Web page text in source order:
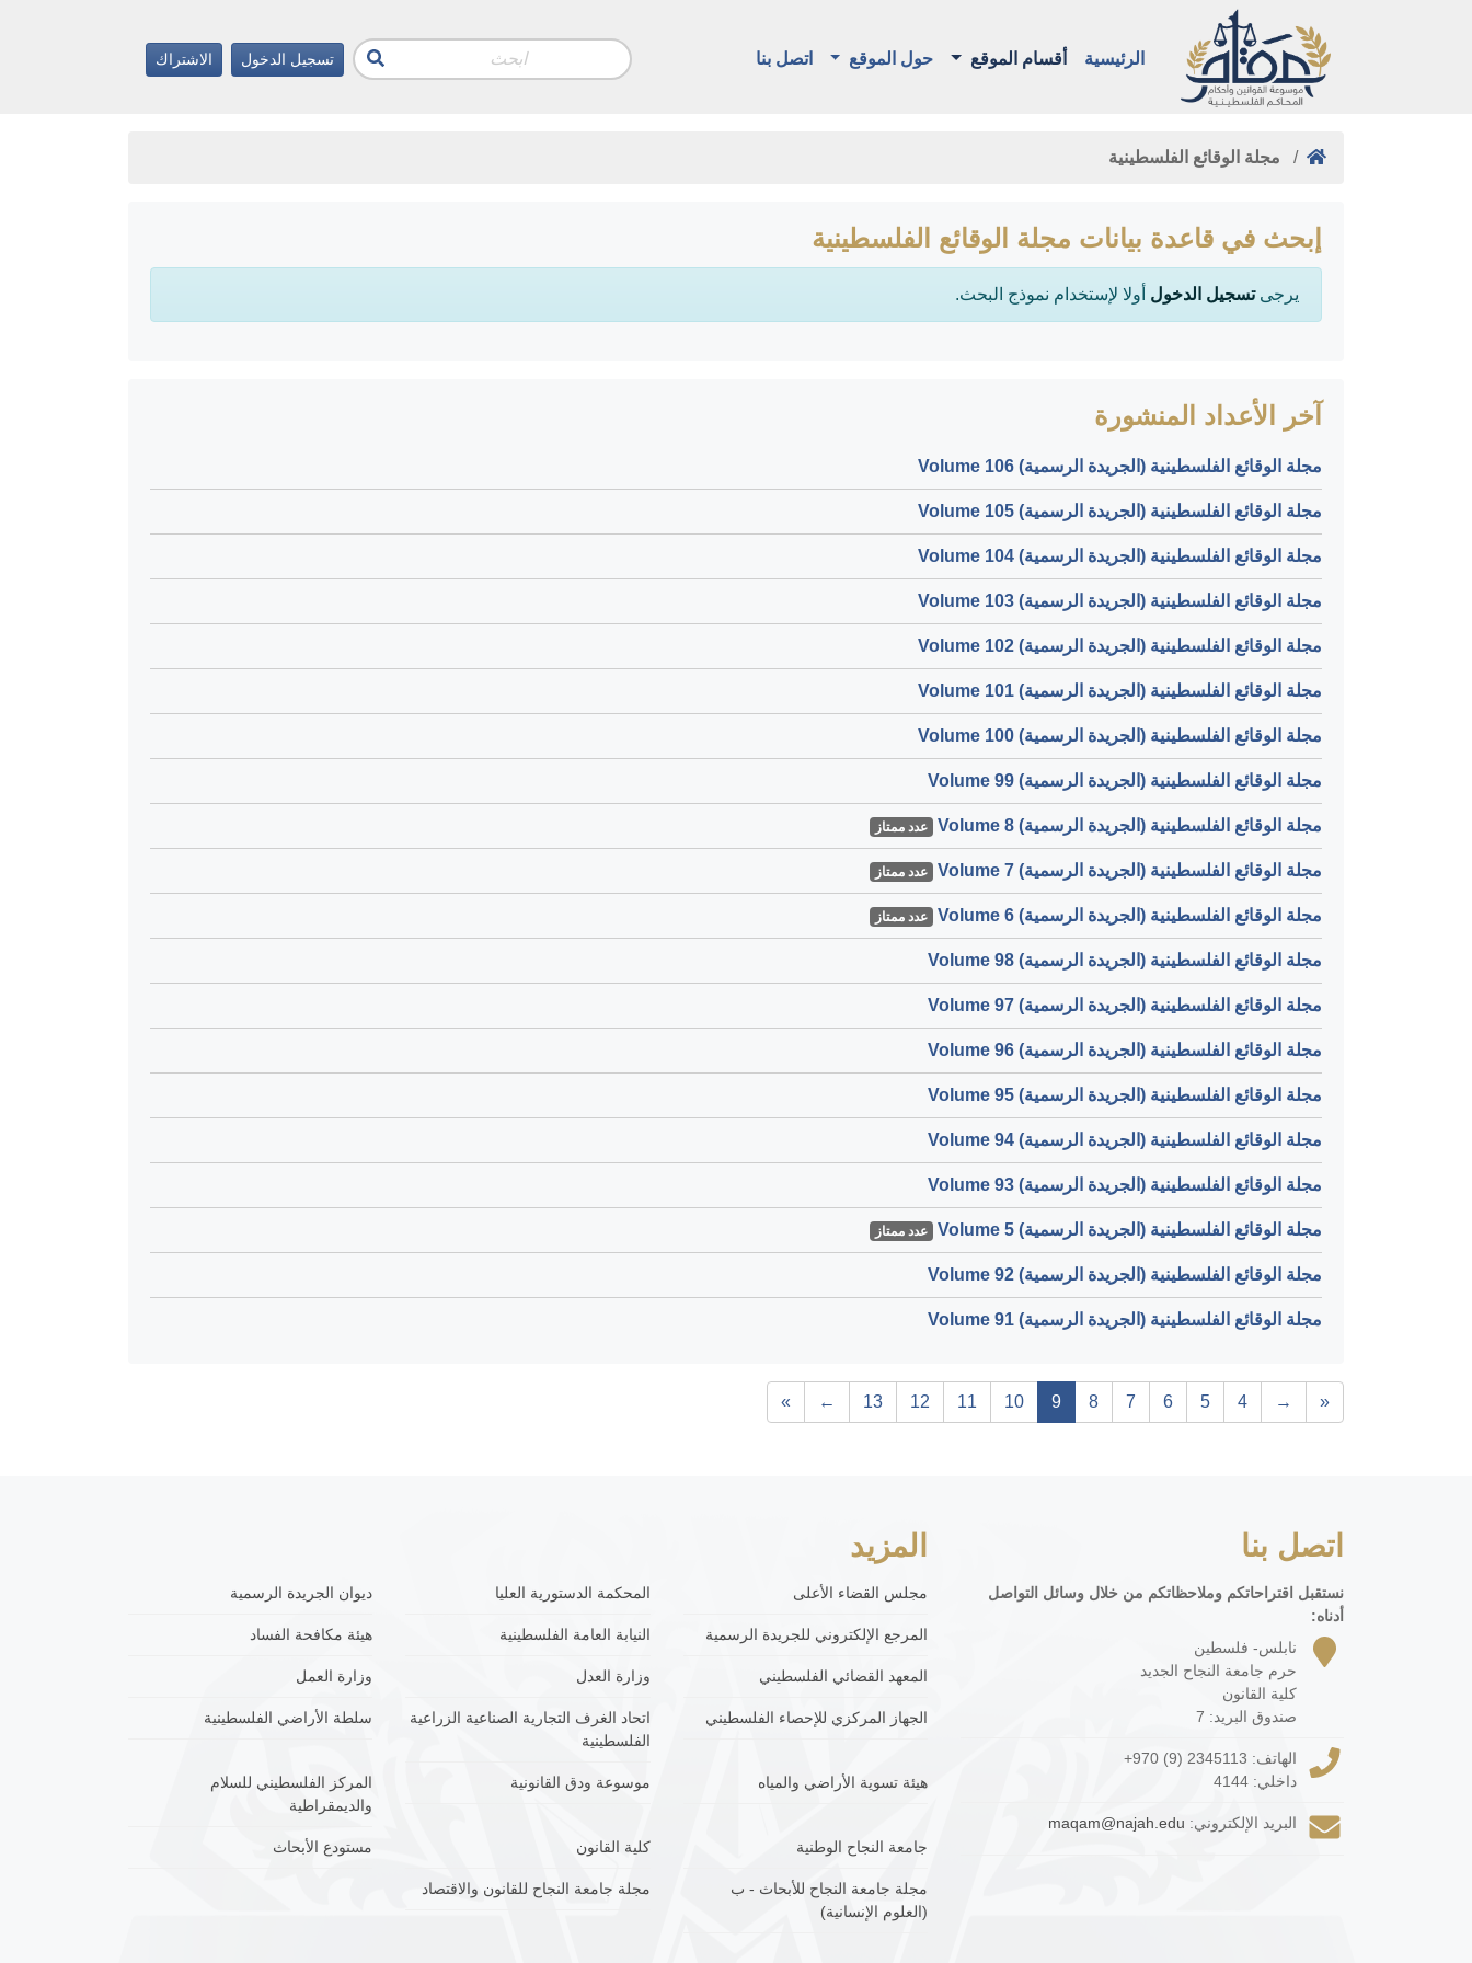
الرئيسية أقسام الموقع حول الموقع اتصل بنا تسجيل الدخول الاشتراك
مجلة الوقائع الفلسطينية
إبحث في قاعدة بيانات مجلة الوقائع الفلسطينية
يرجىتسجيل الدخول أولا لإستخدام نموذج البحث.
آخر الأعداد المنشورة
مجلة الوقائع الفلسطينية (الجريدة الرسمية) Volume 106
مجلة الوقائع الفلسطينية (الجريدة الرسمية) Volume 105
مجلة الوقائع الفلسطينية (الجريدة الرسمية) Volume 104
مجلة الوقائع الفلسطينية (الجريدة الرسمية) Volume 103
مجلة الوقائع الفلسطينية (الجريدة الرسمية) Volume 102
مجلة الوقائع الفلسطينية (الجريدة الرسمية) Volume 101
مجلة الوقائع الفلسطينية (الجريدة الرسمية) Volume 100
مجلة الوقائع الفلسطينية (الجريدة الرسمية) Volume 99
مجلة الوقائع الفلسطينية (الجريدة الرسمية) Volume 8 عدد ممتاز
مجلة الوقائع الفلسطينية (الجريدة الرسمية) Volume 7 عدد ممتاز
مجلة الوقائع الفلسطينية (الجريدة الرسمية) Volume 6 عدد ممتاز
مجلة الوقائع الفلسطينية (الجريدة الرسمية) Volume 98
مجلة الوقائع الفلسطينية (الجريدة الرسمية) Volume 97
مجلة الوقائع الفلسطينية (الجريدة الرسمية) Volume 96
مجلة الوقائع الفلسطينية (الجريدة الرسمية) Volume 95
مجلة الوقائع الفلسطينية (الجريدة الرسمية) Volume 94
مجلة الوقائع الفلسطينية (الجريدة الرسمية) Volume 93
مجلة الوقائع الفلسطينية (الجريدة الرسمية) Volume 5 عدد ممتاز
مجلة الوقائع الفلسطينية (الجريدة الرسمية) Volume 92
مجلة الوقائع الفلسطينية (الجريدة الرسمية) Volume 91
«
→
4
5
6
7
8
9
10
11
12
13
←
»
اتصل بنا
نستقبل اقتراحاتكم وملاحظاتكم من خلال وسائل التواصل
أدناه:
نابلس- فلسطين
حرم جامعة النجاح الجديد
كلية القانون
صندوق البريد: 7
الهاتف: +970 (9) 2345113
داخلي: 4144
البريد الإلكتروني: maqam@najah.edu
المزيد
مجلس القضاء الأعلى المحكمة الدستورية العليا ديوان الجريدة الرسمية
المرجع الإلكتروني للجريدة الرسمية النيابة العامة الفلسطينية هيئة مكافحة الفساد
المعهد القضائي الفلسطيني وزارة العدل وزارة العمل
الجهاز المركزي للإحصاء الفلسطيني
اتحاد الغرف التجارية الصناعية الزراعية
الفلسطينية
سلطة الأراضي الفلسطينية
هيئة تسوية الأراضي والمياه موسوعة ودق القانونية
المركز الفلسطيني للسلام
والديمقراطية
جامعة النجاح الوطنية كلية القانون مستودع الأبحاث
مجلة جامعة النجاح للأبحاث - ب
(العلوم الإنسانية)
مجلة جامعة النجاح للقانون والاقتصاد